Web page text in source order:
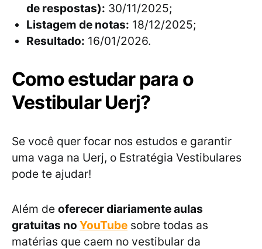
de respostas): 30/11/2025;
Listagem de notas: 18/12/2025;
Resultado: 16/01/2026.
Como estudar para o
Vestibular Uerj?
Se você quer focar nos estudos e garantir
uma vaga na Uerj, o Estratégia Vestibulares
pode te ajudar!
Além de oferecer diariamente aulas
gratuitas no YouTube sobre todas as
matérias que caem no vestibular da